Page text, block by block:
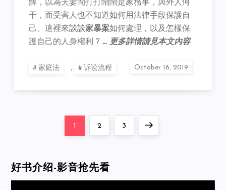
解，以為夫妻間打打鬧鬧是家務事，與外人何
干，而受害人也不知道如何用法律手段保護自
己。這裡來談談家暴案如何處理，以及怎樣保
護自己的人身權利 ?… 更多詳情請見本文內容
家庭法 , 诉讼流程
Page
1 Page
2 Page
3 Next
好书介绍-影音抢先看